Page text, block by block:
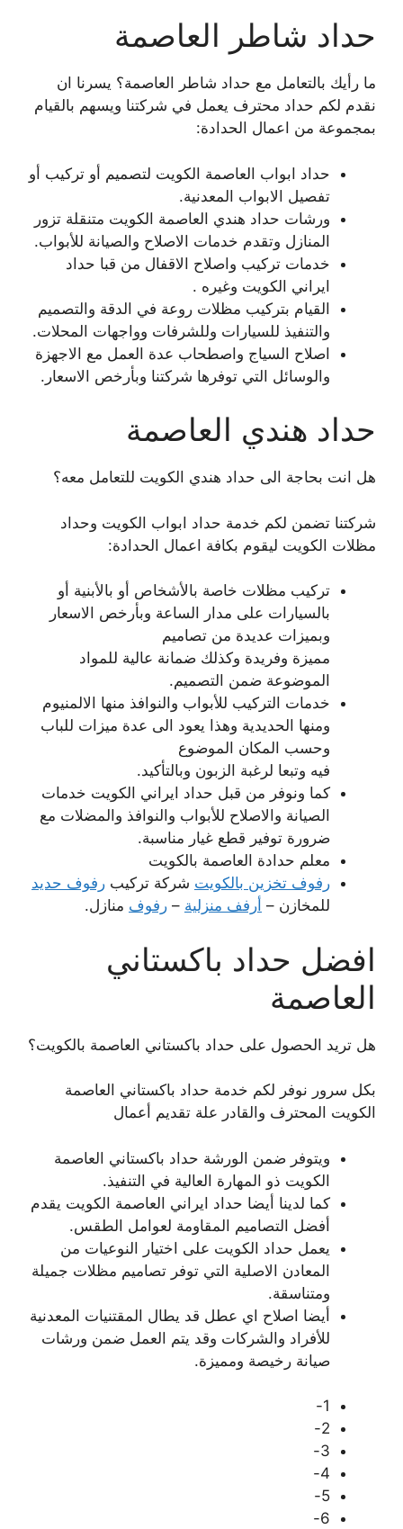
حداد شاطر العاصمة
ما رأيك بالتعامل مع حداد شاطر العاصمة؟ يسرنا ان
نقدم لكم حداد محترف يعمل في شركتنا ويسهم بالقيام
بمجموعة من اعمال الحدادة:
حداد ابواب العاصمة الكويت لتصميم أو تركيب أو
تفصيل الابواب المعدنية.
ورشات حداد هندي العاصمة الكويت متنقلة تزور
المنازل وتقدم خدمات الاصلاح والصيانة للأبواب.
خدمات تركيب واصلاح الاقفال من قبا حداد
ايراني الكويت وغيره .
القيام بتركيب مظلات روعة في الدقة والتصميم
والتنفيذ للسيارات وللشرفات وواجهات المحلات.
اصلاح السياج واصطحاب عدة العمل مع الاجهزة
والوسائل التي توفرها شركتنا وبأرخص الاسعار.
حداد هندي العاصمة
هل انت بحاجة الى حداد هندي الكويت للتعامل معه؟
شركتنا تضمن لكم خدمة حداد ابواب الكويت وحداد
مظلات الكويت ليقوم بكافة اعمال الحدادة:
تركيب مظلات خاصة بالأشخاص أو بالأبنية أو
بالسيارات على مدار الساعة وبأرخص الاسعار
وبميزات عديدة من تصاميم
مميزة وفريدة وكذلك ضمانة عالية للمواد
الموضوعة ضمن التصميم.
خدمات التركيب للأبواب والنوافذ منها الالمنيوم
ومنها الحديدية وهذا يعود الى عدة ميزات للباب
وحسب المكان الموضوع
فيه وتبعا لرغبة الزبون وبالتأكيد.
كما ونوفر من قبل حداد ايراني الكويت خدمات
الصيانة والاصلاح للأبواب والنوافذ والمضلات مع
ضرورة توفير قطع غيار مناسبة.
معلم حدادة العاصمة بالكويت
رفوف تخزين بالكويت شركة تركيب رفوف حديد
للمخازن – أرفف منزلية – رفوف منازل.
افضل حداد باكستاني
العاصمة
هل تريد الحصول على حداد باكستاني العاصمة بالكويت؟
بكل سرور نوفر لكم خدمة حداد باكستاني العاصمة
الكويت المحترف والقادر علة تقديم أعمال
ويتوفر ضمن الورشة حداد باكستاني العاصمة
الكويت ذو المهارة العالية في التنفيذ.
كما لدينا أيضا حداد ايراني العاصمة الكويت يقدم
أفضل التصاميم المقاومة لعوامل الطقس.
يعمل حداد الكويت على اختيار النوعيات من
المعادن الاصلية التي توفر تصاميم مظلات جميلة
ومتناسقة.
أيضا اصلاح اي عطل قد يطال المقتنيات المعدنية
للأفراد والشركات وقد يتم العمل ضمن ورشات
صيانة رخيصة ومميزة.
1-
2-
3-
4-
5-
6-